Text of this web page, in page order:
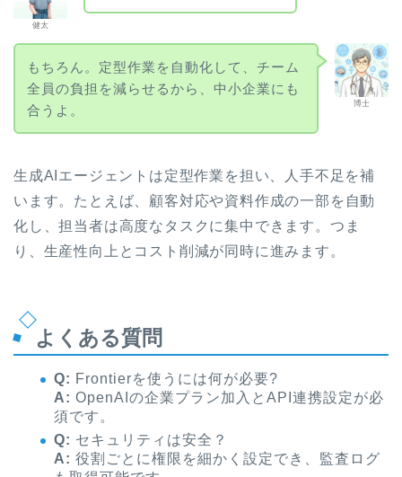
健太
博士
もちろん。定型作業を自動化して、チーム
全員の負担を減らせるから、中小企業にも
合うよ。
生成AIエージェントは定型作業を担い、人手不足を補
います。たとえば、顧客対応や資料作成の一部を自動
化し、担当者は高度なタスクに集中できます。つま
り、生産性向上とコスト削減が同時に進みます。
よくある質問
Q: Frontierを使うには何が必要?
A: OpenAIの企業プラン加入とAPI連携設定が必
須です。
Q: セキュリティは安全？
A: 役割ごとに権限を細かく設定でき、監査ログ